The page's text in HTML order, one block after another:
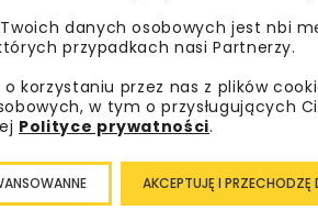
danych osobowych jest nbi
przypadkach nasi Partnerzy.
korzystaniu przez nas z plików
w tym o przysługujących
Polityce prywatności.
AKCEPTUJĘ I PRZECHODZĘ